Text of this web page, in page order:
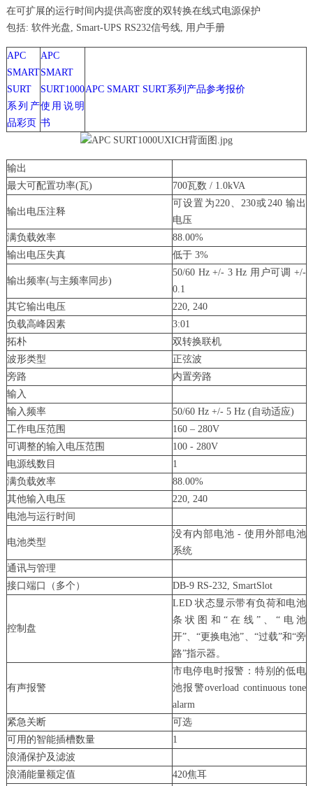
在可扩展的运行时间内提供高密度的双转换在线式电源保护
包括: 软件光盘, Smart-UPS RS232信号线, 用户手册
APC
SMART
SURT
系列产
品彩页
APC
SMART
SURT1000
使用说明
书
APC SMART SURT系列产品参考报价
输出
最大可配置功率(瓦)
700瓦数 / 1.0kVA
输出电压注释
可设置为220、230或240 输出
电压
满负载效率
88.00%
输出电压失真
低于 3%
输出频率(与主频率同步)
50/60 Hz +/- 3 Hz 用户可调 +/-
0.1
其它输出电压
220, 240
负载高峰因素
3:01
拓朴
双转换联机
波形类型
正弦波
旁路
内置旁路
输入
输入频率
50/60 Hz +/- 5 Hz (自动适应)
工作电压范围
160 – 280V
可调整的输入电压范围
100 - 280V
电源线数目
1
满负载效率
88.00%
其他输入电压
220, 240
电池与运行时间
电池类型
没有内部电池 - 使用外部电池
系统
通讯与管理
接口端口（多个）
DB-9 RS-232, SmartSlot
控制盘
LED 状态显示带有负荷和电池
条状图和“在线”、“电池
开”、“更换电池”、“过载”和“旁
路”指示器。
有声报警
市电停电时报警：特别的低电
池报警overload continuous tone
alarm
紧急关断
可选
可用的智能插槽数量
1
浪涌保护及滤波
浪涌能量额定值
420焦耳